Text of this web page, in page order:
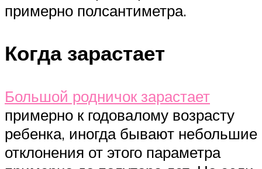
примерно полсантиметра.
Когда зарастает
Большой родничок зарастает
примерно к годовалому возрасту
ребенка, иногда бывают небольшие
отклонения от этого параметра